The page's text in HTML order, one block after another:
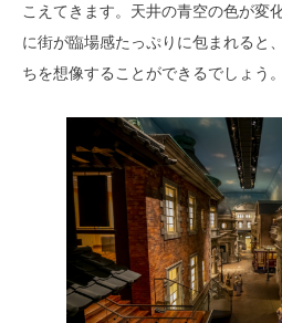
こえてきます。天井の青空の色が変
に街が臨場感たっぷりに包まれると
ちを想像することができるでしょう。